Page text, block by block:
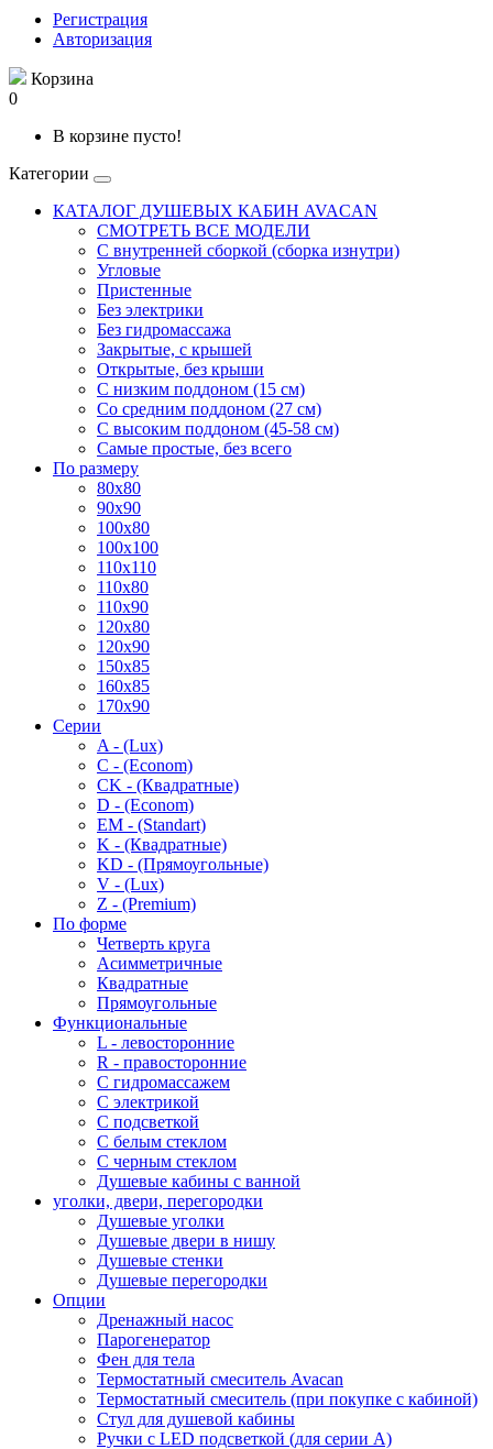
Регистрация
Авторизация
Корзина
0
В корзине пусто!
Категории
КАТАЛОГ ДУШЕВЫХ КАБИН AVACAN
СМОТРЕТЬ ВСЕ МОДЕЛИ
С внутренней сборкой (сборка изнутри)
Угловые
Пристенные
Без электрики
Без гидромассажа
Закрытые, с крышей
Открытые, без крыши
С низким поддоном (15 см)
Со средним поддоном (27 см)
С высоким поддоном (45-58 см)
Самые простые, без всего
По размеру
80x80
90x90
100x80
100x100
110x110
110x80
110x90
120x80
120x90
150x85
160x85
170x90
Серии
A - (Lux)
C - (Econom)
CK - (Квадратные)
D - (Econom)
EM - (Standart)
K - (Квадратные)
KD - (Прямоугольные)
V - (Lux)
Z - (Premium)
По форме
Четверть круга
Асимметричные
Квадратные
Прямоугольные
Функциональные
L - левосторонние
R - правосторонние
С гидромассажем
С электрикой
С подсветкой
С белым стеклом
С черным стеклом
Душевые кабины с ванной
уголки, двери, перегородки
Душевые уголки
Душевые двери в нишу
Душевые стенки
Душевые перегородки
Опции
Дренажный насос
Парогенератор
Фен для тела
Термостатный смеситель Avacan
Термостатный смеситель (при покупке с кабиной)
Стул для душевой кабины
Ручки с LED подсветкой (для серии A)